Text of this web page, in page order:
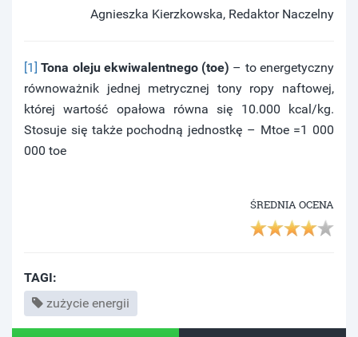
Agnieszka Kierzkowska, Redaktor Naczelny
[1] Tona oleju ekwiwalentnego (toe) – to energetyczny
równoważnik jednej metrycznej tony ropy naftowej,
której wartość opałowa równa się 10.000 kcal/kg.
Stosuje się także pochodną jednostkę – Mtoe =1 000
000 toe
ŚREDNIA OCENA
TAGI:
zużycie energii